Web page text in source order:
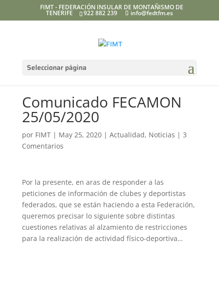
FIMT - FEDERACIÓN INSULAR DE MONTAÑISMO DE
TENERIFE 922 882 239 info@fedtfm.es
Seleccionar página
Comunicado FECAMON
25/05/2020
por FIMT| May 25, 2020| Actualidad, Noticias | 3
Comentarios
Por la presente, en aras de responder a las
peticiones de información de clubes y deportistas
federados, que se están haciendo a esta Federación,
queremos precisar lo siguiente sobre distintas
cuestiones relativas al alzamiento de restricciones
para la realización de actividad físico-deportiva…